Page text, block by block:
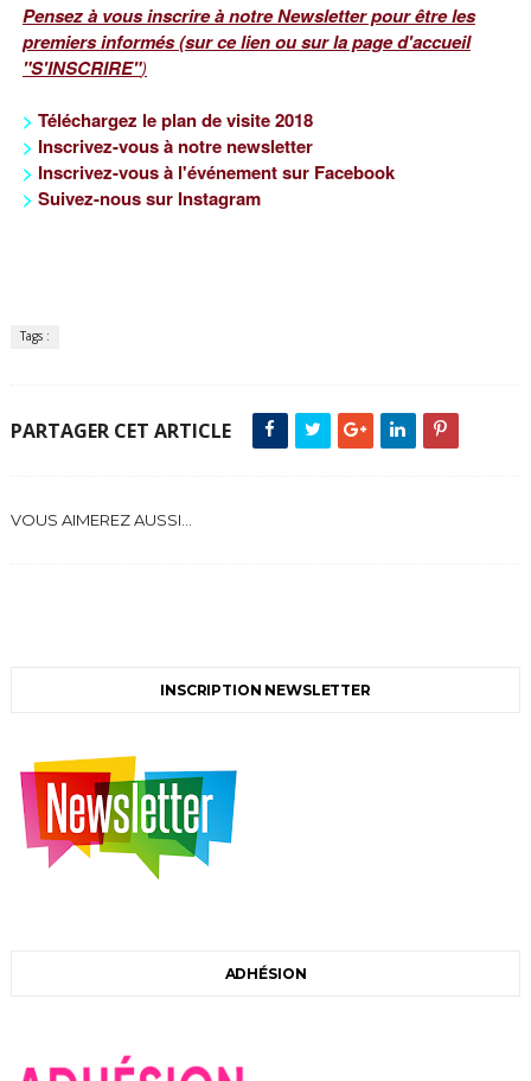
Pensez à vous inscrire à notre Newsletter pour être les
premiers informés (sur ce lien ou sur la page d'accueil
"S'INSCRIRE")
> Téléchargez le plan de visite 2018
> Inscrivez-vous à notre newsletter
> Inscrivez-vous à l'événement sur Facebook
> Suivez-nous sur Instagram
Tags :
PARTAGER CET ARTICLE
VOUS AIMEREZ AUSSI...
INSCRIPTION NEWSLETTER
ADHÉSION